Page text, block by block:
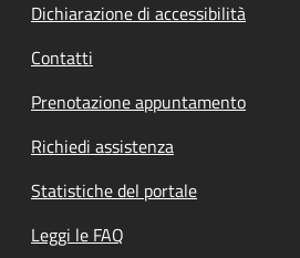
Dichiarazione di accessibilità
Contatti
Prenotazione appuntamento
Richiedi assistenza
Statistiche del portale
Leggi le FAQ